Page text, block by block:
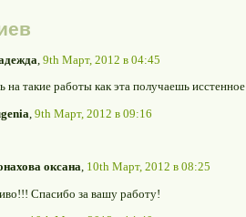
9th Март, 2012 в 04:45
на такие работы как эта получаешь
9th Март, 2012 в 09:16
оксана, 10th Март, 2012 в 08:25
Спасибо за вашу работу!